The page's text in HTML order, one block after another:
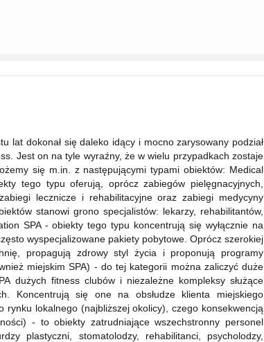
lat dokonał się daleko idący i mocno zarysowany podział
Jest on na tyle wyraźny, że w wielu przypadkach zostaje
się m.in. z następującymi typami obiektów: Medical
tego typu oferują, oprócz zabiegów pielęgnacyjnych,
lecznicze i rehabilitacyjne oraz zabiegi medycyny
stanowi grono specjalistów: lekarzy, rehabilitantów,
SPA - obiekty tego typu koncentrują się wyłącznie na
wyspecjalizowane pakiety pobytowe. Oprócz szerokiej
propagują zdrowy styl życia i proponują programy
miejskim SPA) - do tej kategorii można zaliczyć duże
dużych fitness clubów i niezależne kompleksy służące
Koncentrują się one na obsłudze klienta miejskiego
rynku lokalnego (najbliższej okolicy), czego konsekwencją
- to obiekty zatrudniające wszechstronny personel
plastyczni, stomatolodzy, rehabilitanci, psycholodzy,